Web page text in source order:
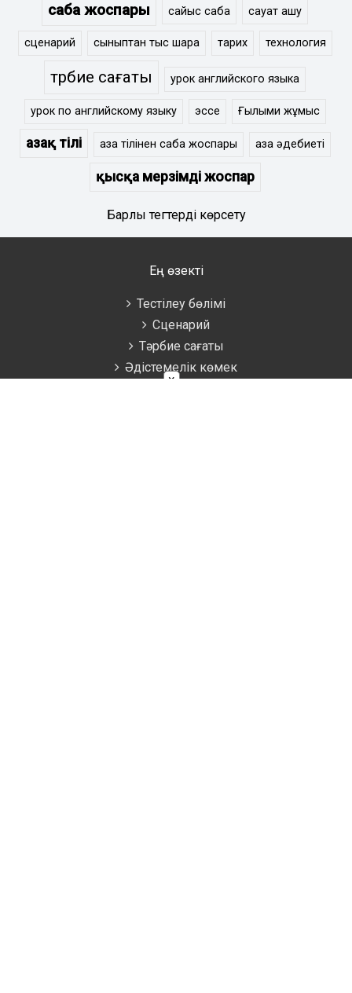
сабақ жоспары сайыс сабақ сауат ашу
сценарий сыныптан тыс шара тарих технология
тәрбие сағаты урок английского языка
урок по английскому языку эссе Ғылыми жұмыс
Қазақ тілі қазақ тілінен сабақ жоспары қазақ әдебиеті
қысқа мерзімді жоспар
Барлық тегтерді көрсету
Ең өзекті
Тестілеу бөлімі
Сценарий
Тәрбие сағаты
Әдістемелік көмек
×